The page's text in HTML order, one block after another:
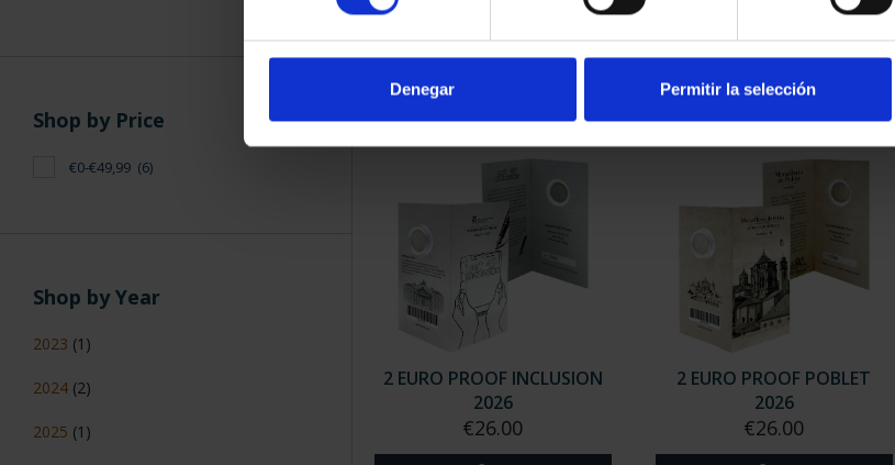
Denegar Permitir la selección
Shop by Price
€0-€49,99 (6)
Shop by Year
2023 (1)
2024 (2)
2025 (1)
HERITAGE 2023 CACERES
HERITAGE 2024 SEVILLE
2 EURO PROOF INCLUSION
2026
€26.00
2 EURO PROOF POBLET
2026
€26.00